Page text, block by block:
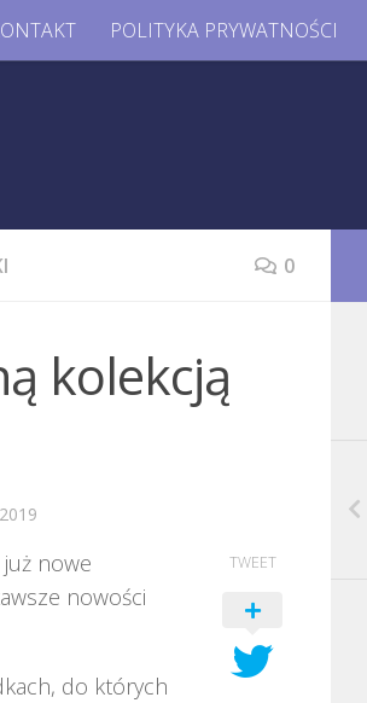
POLITYKA PRYWATNOŚCI
0
kolekcją
nowe
nowości
do których
TWEET